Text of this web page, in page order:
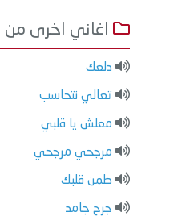
اغاني اخرى من
دلعك
تعالي نتحاسب
معلش يا قلبي
مرجحي مرجحي
طمن قلبك
جرح جامد